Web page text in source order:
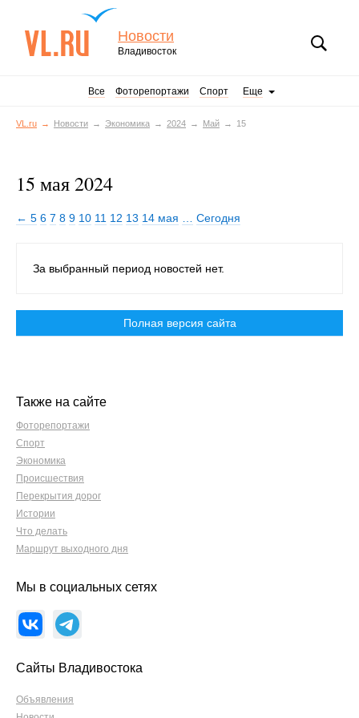
Новости
Владивосток
Все Фоторепортажи Спорт Еще
VL.ru Новости Экономика 2024 Май 15
15 мая 2024
← 5 6 7 8 9 10 11 12 13 14 мая Сегодня
За выбранный период новостей нет.
Полная версия сайта
Также на сайте
Фоторепортажи
Спорт
Экономика
Происшествия
Перекрытия дорог
Истории
Что делать
Маршрут выходного дня
Мы в социальных сетях
Сайты Владивостока
Объявления